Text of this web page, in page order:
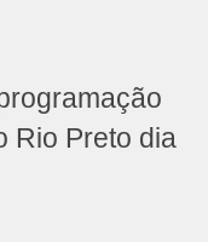
Rio Preto dia